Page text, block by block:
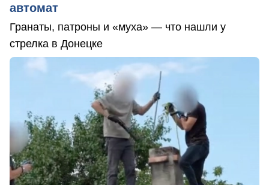
автомат
Гранаты, патроны и «муха» — что нашли у
стрелка в Донецке